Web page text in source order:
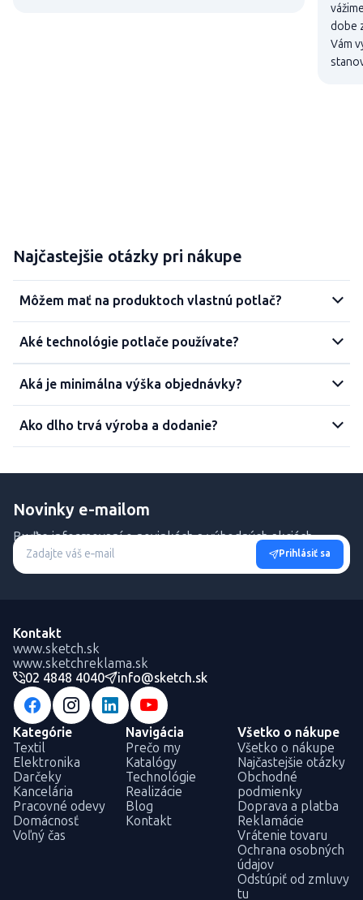
dobe
Vám
Najčastejšie otázky pri nákupe
Môžem mať na produktoch vlastnú potlač?
Aké technológie potlače používate?
Aká je minimálna výška objednávky?
Ako dlho trvá výroba a dodanie?
Novinky e-mailom
Buďte informovaní o novinkách a výhodných akciách.
Prihlásiť sa
Kontakt
www.sketch.sk
www.sketchreklama.sk
02 4848 4040
info@sketch.sk
Kategórie
Textil
Elektronika
Darčeky
Kancelária
Pracovné odevy
Domácnosť
Voľný čas
Navigácia
Prečo my
Katalógy
Technológie
Realizácie
Blog
Kontakt
Všetko o nákupe
Všetko o nákupe
Najčastejšie otázky
Obchodné
podmienky
Doprava a platba
Reklamácie
Vrátenie tovaru
Ochrana osobných
údajov
Odstúpiť od zmluvy
tu